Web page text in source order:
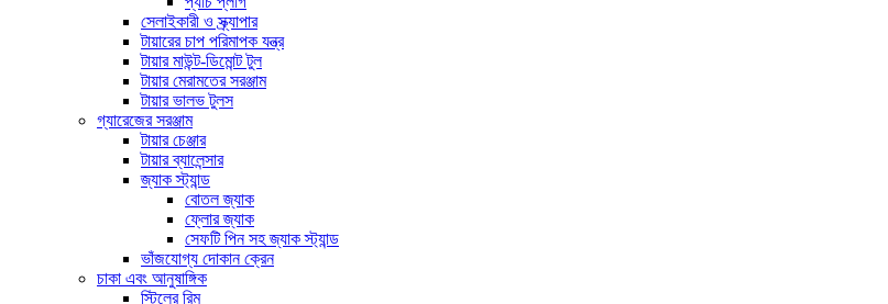
সেলাইকারী ও স্ক্র্যাপার
টায়ারের চাপ পরিমাপক যন্ত্র
টায়ার মাউন্ট-ডিমোন্ট টুল
টায়ার মেরামতের সরঞ্জাম
টায়ার ভালভ টুলস
গ্যারেজের সরঞ্জাম
টায়ার চেঞ্জার
টায়ার ব্যালেন্সার
জ্যাক স্ট্যান্ড
বোতল জ্যাক
ফ্লোর জ্যাক
সেফটি পিন সহ জ্যাক স্ট্যান্ড
ভাঁজযোগ্য দোকান ক্রেন
চাকা এবং আনুষাঙ্গিক
স্টিলের রিম